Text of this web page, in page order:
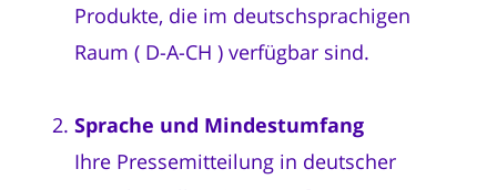
Produkte, die im deutschsprachigen
Raum ( D-A-CH ) verfügbar sind.
Sprache und Mindestumfang
Ihre Pressemitteilung in deutscher